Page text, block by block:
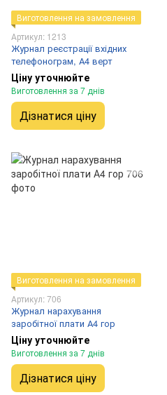
Виготовлення на замовлення
Артикул: 1213
Журнал реєстрації вхідних
телефонограм, А4 верт
Ціну уточнюйте
Виготовлення за 7 днів
Дізнатися ціну
Виготовлення на замовлення
Артикул: 706
Журнал нарахування
заробітної плати А4 гор
Ціну уточнюйте
Виготовлення за 7 днів
Дізнатися ціну